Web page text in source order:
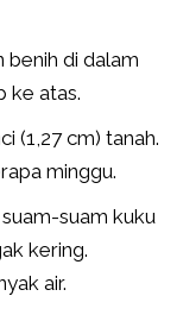
benih di dalam
ke atas.
(1,27 cm) tanah.
minggu.
suam kuku
kering.
air.